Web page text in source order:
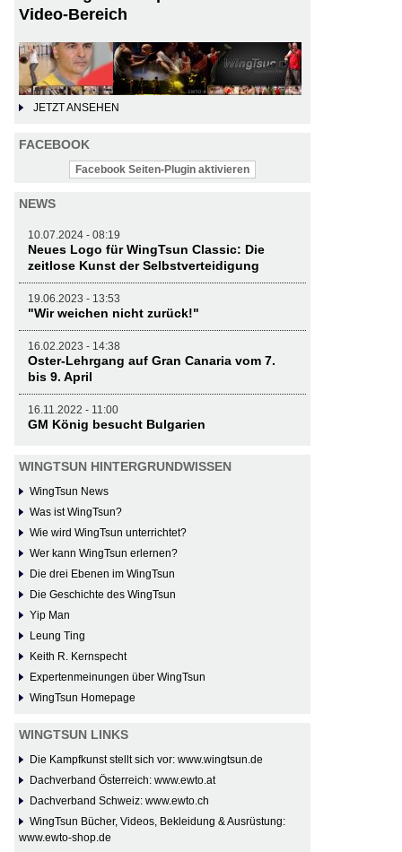
Video-Bereich
JETZT ANSEHEN
FACEBOOK
Facebook Seiten-Plugin aktivieren
NEWS
10.07.2024 - 08:19
Neues Logo für WingTsun Classic: Die
zeitlose Kunst der Selbstverteidigung
19.06.2023 - 13:53
"Wir weichen nicht zurück!"
16.02.2023 - 14:38
Oster-Lehrgang auf Gran Canaria vom 7.
bis 9. April
16.11.2022 - 11:00
GM König besucht Bulgarien
WINGTSUN HINTERGRUNDWISSEN
WingTsun News
Was ist WingTsun?
Wie wird WingTsun unterrichtet?
Wer kann WingTsun erlernen?
Die drei Ebenen im WingTsun
Die Geschichte des WingTsun
Yip Man
Leung Ting
Keith R. Kernspecht
Expertenmeinungen über WingTsun
WingTsun Homepage
WINGTSUN LINKS
Die Kampfkunst stellt sich vor: www.wingtsun.de
Dachverband Österreich: www.ewto.at
Dachverband Schweiz: www.ewto.ch
WingTsun Bücher, Videos, Bekleidung & Ausrüstung:
www.ewto-shop.de